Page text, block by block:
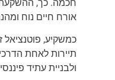
חכמה. כך,
אורח חיים נוח
כמשקיע, פוטנציאל
תיירות לאחת
ולבניית עתיד